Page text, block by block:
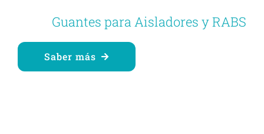
Guantes para Aisladores y RABS
Saber más